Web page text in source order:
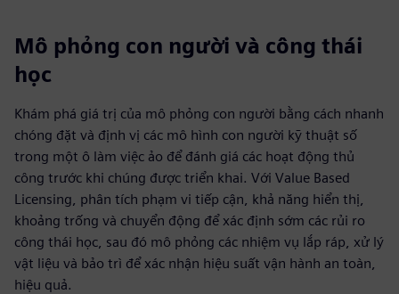
Mô phỏng con người và công thái
học
Khám phá giá trị của mô phỏng con người bằng cách nhanh
chóng đặt và định vị các mô hình con người kỹ thuật số
trong một ô làm việc ảo để đánh giá các hoạt động thủ
công trước khi chúng được triển khai. Với Value Based
Licensing, phân tích phạm vi tiếp cận, khả năng hiển thị,
khoảng trống và chuyển động để xác định sớm các rủi ro
công thái học, sau đó mô phỏng các nhiệm vụ lắp ráp, xử lý
vật liệu và bảo trì để xác nhận hiệu suất vận hành an toàn,
hiệu quả.